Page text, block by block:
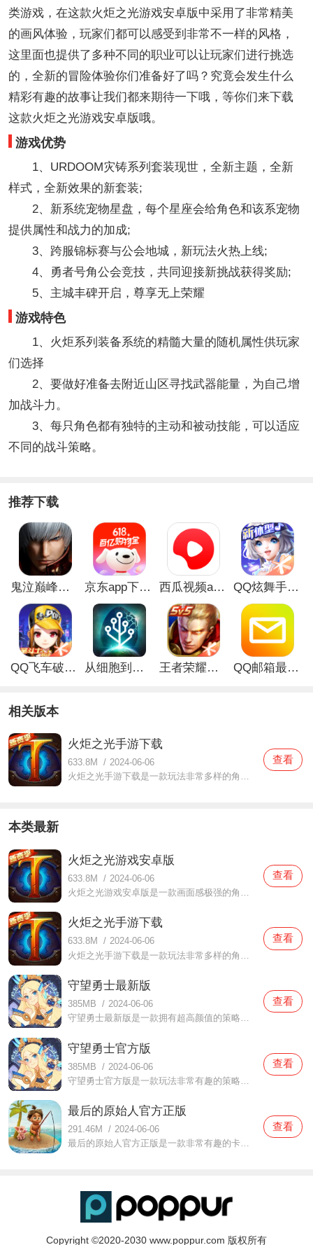
类游戏，在这款火炬之光游戏安卓版中采用了非常精美
的画风体验，玩家们都可以感受到非常不一样的风格，
这里面也提供了多种不同的职业可以让玩家们进行挑选
的，全新的冒险体验你们准备好了吗？究竟会发生什么
精彩有趣的故事让我们都来期待一下哦，等你们来下载
这款火炬之光游戏安卓版哦。
游戏优势
1、URDOOM灾铸系列套装现世，全新主题，全新
样式，全新效果的新套装;
2、新系统宠物星盘，每个星座会给角色和该系宠物
提供属性和战力的加成;
3、跨服锦标赛与公会地城，新玩法火热上线;
4、勇者号角公会竞技，共同迎接新挑战获得奖励;
5、主城丰碑开启，尊享无上荣耀
游戏特色
1、火炬系列装备系统的精髓大量的随机属性供玩家
们选择
2、要做好准备去附近山区寻找武器能量，为自己增
加战斗力。
3、每只角色都有独特的主动和被动技能，可以适应
不同的战斗策略。
推荐下载
鬼泣巅峰之战最新破解版 京东app下载安装 西瓜视频app安卓版 QQ炫舞手游破解版
QQ飞车破解版无限钻石最新版 从细胞到奇点手游 王者荣耀无限点券破解版 QQ邮箱最新版
相关版本
火炬之光手游下载
633.8M / 2024-06-06
火炬之光手游下载是一款玩法非常多样的角色扮演类游戏，在这款火炬之光手游下载中打造了非常震撼的视觉效果，在这里面你将在一个全新的帝国生存，玩家们都可以依靠的策略来体验，同时还会有很多外来入侵的敌人向你发起挑战，你们一定要成功才能保护好你的帝国，期待你们的
查看
本类最新
火炬之光游戏安卓版
633.8M / 2024-06-06
查看
火炬之光手游下载
633.8M / 2024-06-06
查看
守望勇士最新版
385MB / 2024-06-06
守望勇士最新版是一款拥有超高颜值的策略游戏，在这款守望勇士最新版中玩家们一打开的时候就可以很直接的感受到非常精致的视觉效果，采用了欧美风的人物体验，感受不一样的玩法，玩家们在这里面将作为一个骑士进行挑战，你需要将所有的暗黑势力都击败，相信你你们一定可以
查看
守望勇士官方版
385MB / 2024-06-06
查看
最后的原始人官方正版
291.46M / 2024-06-06
最后的原始人官方正版是一款非常有趣的卡牌策略游戏，在这款最后的原始人官方正版中整体的体验都是非常不错的，画面感都是非常精美细腻的，玩法也是比较新颖，大家都可以很好的进行享受，同时这里面还采用了原始人的题材，相信你们在体验的时候都会比较感兴趣的，想要体验
查看
Copyright ©2020-2030 www.poppur.com 版权所有